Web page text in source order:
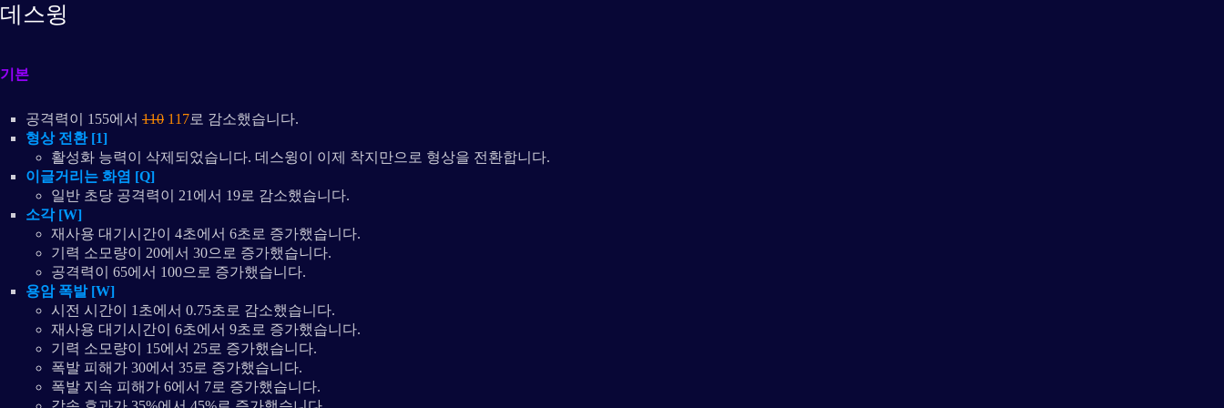
데스윙
기본
공격력이 155에서 110 117로 감소했습니다.
형상 전환 [1]
활성화 능력이 삭제되었습니다. 데스윙이 이제 착지만으로 형상을 전환합니다.
이글거리는 화염 [Q]
일반 초당 공격력이 21에서 19로 감소했습니다.
소각 [W]
재사용 대기시간이 4초에서 6초로 증가했습니다.
기력 소모량이 20에서 30으로 증가했습니다.
공격력이 65에서 100으로 증가했습니다.
용암 폭발 [W]
시전 시간이 1초에서 0.75초로 감소했습니다.
재사용 대기시간이 6초에서 9초로 증가했습니다.
기력 소모량이 15에서 25로 증가했습니다.
폭발 피해가 30에서 35로 증가했습니다.
폭발 지속 피해가 6에서 7로 증가했습니다.